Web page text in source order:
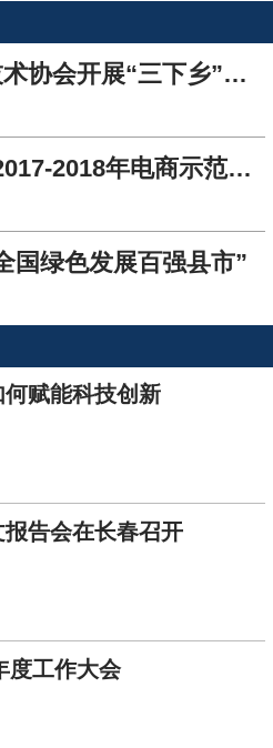
延边州延吉市科学技术协会开展“三下乡”活动
延边州延吉市荣膺“2017-2018年电商示范百佳县”第十位
国绿色发展百强县市”
赋能科技创新
告会在长春召开
度工作大会